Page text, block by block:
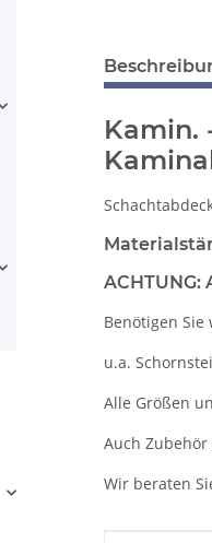
Kamin.
Benötigen
u.a.
Alle Größen
Auch
Wir beraten